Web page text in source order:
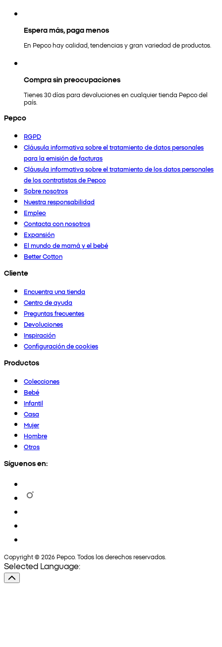
Espera más, paga menos
En Pepco hay calidad, tendencias y gran variedad de productos.
Compra sin preocupaciones
Tienes 30 días para devoluciones en cualquier tienda Pepco del
país.
Pepco
RGPD
Cláusula informativa sobre el tratamiento de datos personales
para la emisión de facturas
Cláusula informativa sobre el tratamiento de los datos personales
de los contratistas de Pepco
Sobre nosotros
Nuestra responsabilidad
Empleo
Contacta con nosotros
Expansión
El mundo de mamá y el bebé
Better Cotton
Cliente
Encuentra una tienda
Centro de ayuda
Preguntas frecuentes
Devoluciones
Inspiración
Configuración de cookies
Productos
Colecciones
Bebé
Infantil
Casa
Mujer
Hombre
Otros
Síguenos en:
Copyright © 2026 Pepco. Todos los derechos reservados.
Selected Language: